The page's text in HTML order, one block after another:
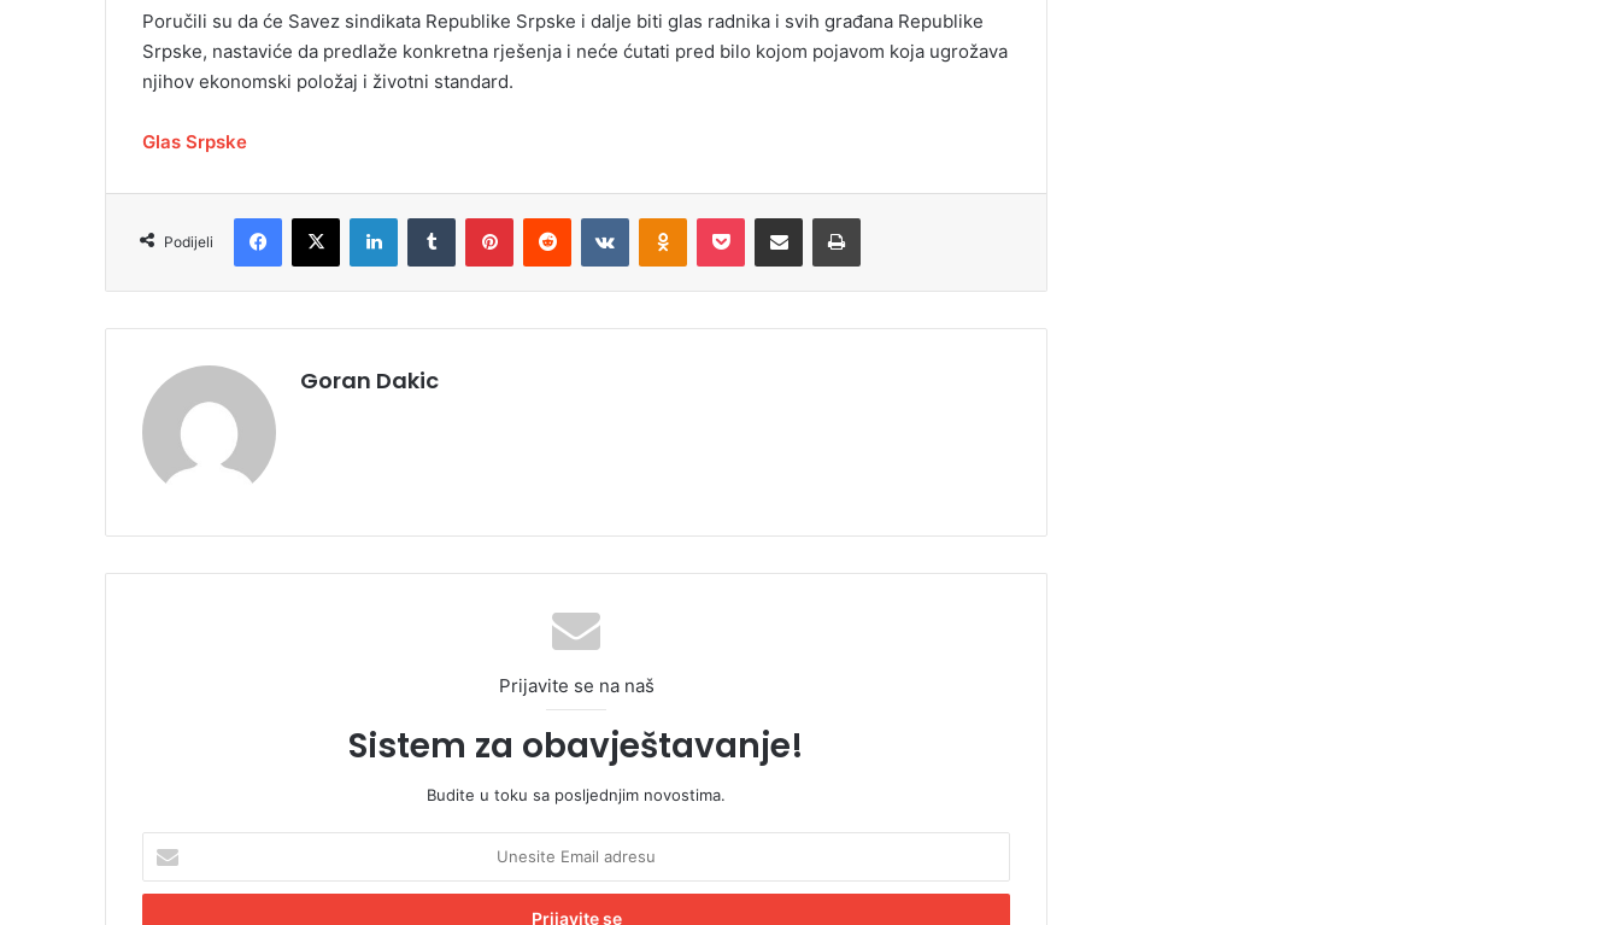
Poručili su da će Savez sindikata Republike Srpske i dalje biti glas radnika i svih građana Republike
Srpske, nastaviće da predlaže konkretna rješenja i neće ćutati pred bilo kojom pojavom koja ugrožava
njihov ekonomski položaj i životni standard.
Glas Srpske
Podijeli
Goran Dakic
Prijavite se na naš
Sistem za obavještavanje!
Budite u toku sa posljednjim novostima.
e